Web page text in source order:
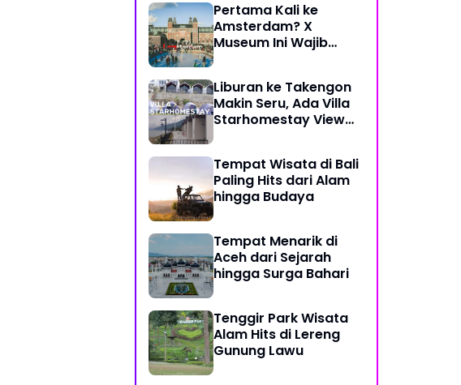
Pertama Kali ke
Amsterdam? X
Museum Ini Wajib
Liburan ke Takengon
Makin Seru, Ada Villa
Starhomestay View
Tempat Wisata di Bali
Paling Hits dari Alam
hingga Budaya
Tempat Menarik di
Aceh dari Sejarah
hingga Surga Bahari
Tenggir Park Wisata
Alam Hits di Lereng
Gunung Lawu